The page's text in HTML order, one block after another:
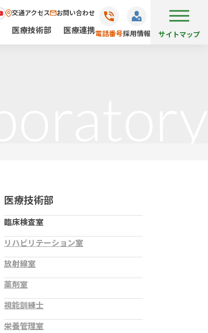
交通アクセス お問い合わせ
医療技術部 医療連携電話番号採用情報 サイトマップ
医療技術部
臨床検査室
リハビリテーション室
放射線室
薬剤室
視能訓練士
栄養管理室